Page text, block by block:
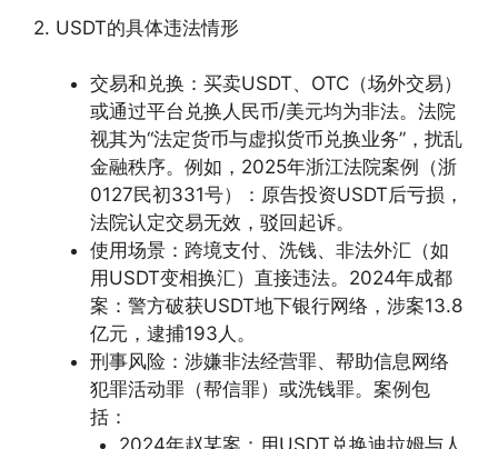
2. USDT的具体违法情形
交易和兑换：买卖USDT、OTC（场外交易）
或通过平台兑换人民币/美元均为非法。法院
视其为“法定货币与虚拟货币兑换业务”，扰乱
金融秩序。例如，2025年浙江法院案例（浙
0127民初331号）：原告投资USDT后亏损，
法院认定交易无效，驳回起诉。
使用场景：跨境支付、洗钱、非法外汇（如
用USDT变相换汇）直接违法。2024年成都
案：警方破获USDT地下银行网络，涉案13.8
亿元，逮捕193人。
刑事风险：涉嫌非法经营罪、帮助信息网络
犯罪活动罪（帮信罪）或洗钱罪。案例包
括：
2024年赵某案：用USDT兑换迪拉姆与人